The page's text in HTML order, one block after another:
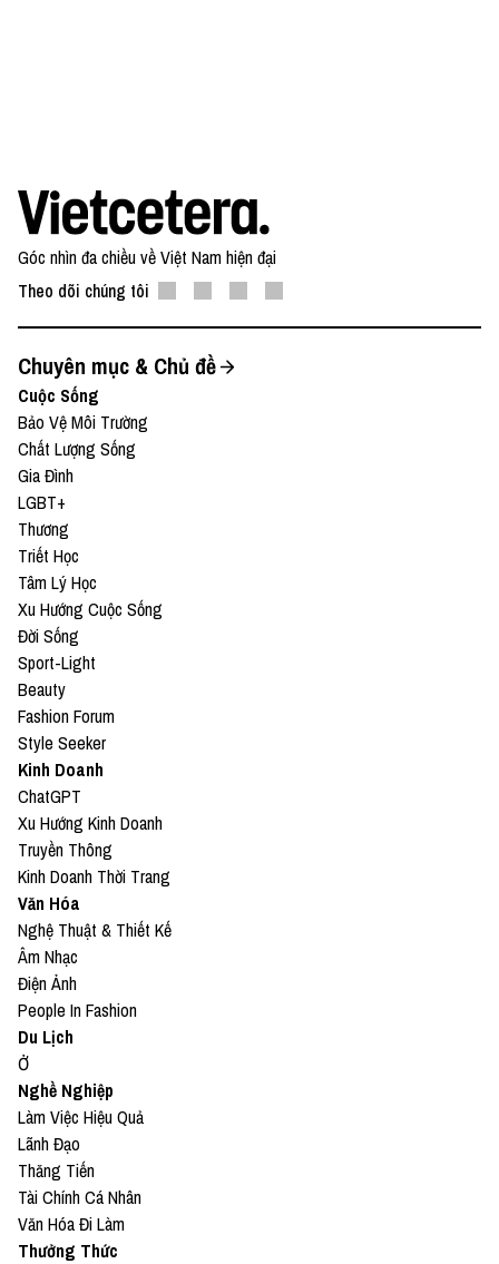
Góc nhìn đa chiều về Việt Nam hiện đại
Theo dõi chúng tôi
Chuyên mục & Chủ đề
Cuộc Sống
Bảo Vệ Môi Trường
Chất Lượng Sống
Gia Đình
LGBT+
Thương
Triết Học
Tâm Lý Học
Xu Hướng Cuộc Sống
Đời Sống
Sport-Light
Beauty
Fashion Forum
Style Seeker
Kinh Doanh
ChatGPT
Xu Hướng Kinh Doanh
Truyền Thông
Kinh Doanh Thời Trang
Văn Hóa
Nghệ Thuật & Thiết Kế
Âm Nhạc
Điện Ảnh
People In Fashion
Du Lịch
Ở
Nghề Nghiệp
Làm Việc Hiệu Quả
Lãnh Đạo
Thăng Tiến
Tài Chính Cá Nhân
Văn Hóa Đi Làm
Thưởng Thức